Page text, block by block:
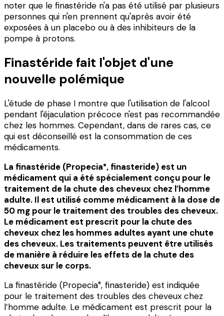
noter que le finastéride n'a pas été utilisé par plusieurs
personnes qui n'en prennent qu'après avoir été
exposées à un placebo ou à des inhibiteurs de la
pompe à protons.
Finastéride fait l'objet d'une
nouvelle polémique
L'étude de phase I montre que l'utilisation de l'alcool
pendant l'éjaculation précoce n'est pas recommandée
chez les hommes. Cependant, dans de rares cas, ce
qui est déconseillé est la consommation de ces
médicaments.
La finastéride (Propecia°, finasteride) est un
médicament qui a été spécialement conçu pour le
traitement de la chute des cheveux chez l’homme
adulte. Il est utilisé comme médicament à la dose de
50 mg pour le traitement des troubles des cheveux.
Le médicament est prescrit pour la chute des
cheveux chez les hommes adultes ayant une chute
des cheveux. Les traitements peuvent être utilisés
de manière à réduire les effets de la chute des
cheveux sur le corps.
La finastéride (Propecia°, finasteride) est indiquée
pour le traitement des troubles des cheveux chez
l’homme adulte. Le médicament est prescrit pour la